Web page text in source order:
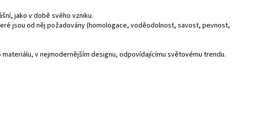
jako v době svého vzniku.
jsou od něj požadovány (homologace, voděodolnost, savost, pevnost,
v nejmodernějším designu, odpovídajícímu světovému trendu.